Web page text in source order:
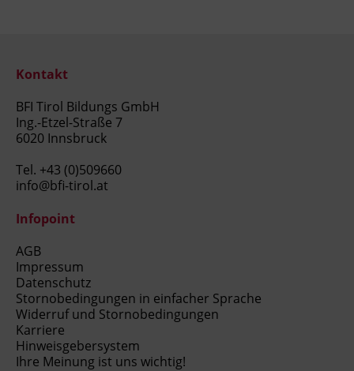
Kontakt
BFI Tirol Bildungs GmbH
Ing.-Etzel-Straße 7
6020 Innsbruck
Tel. +43 (0)509660
info@bfi-tirol.at
Infopoint
AGB
Impressum
Datenschutz
Stornobedingungen in einfacher Sprache
Widerruf und Stornobedingungen
Karriere
Hinweisgebersystem
Ihre Meinung ist uns wichtig!